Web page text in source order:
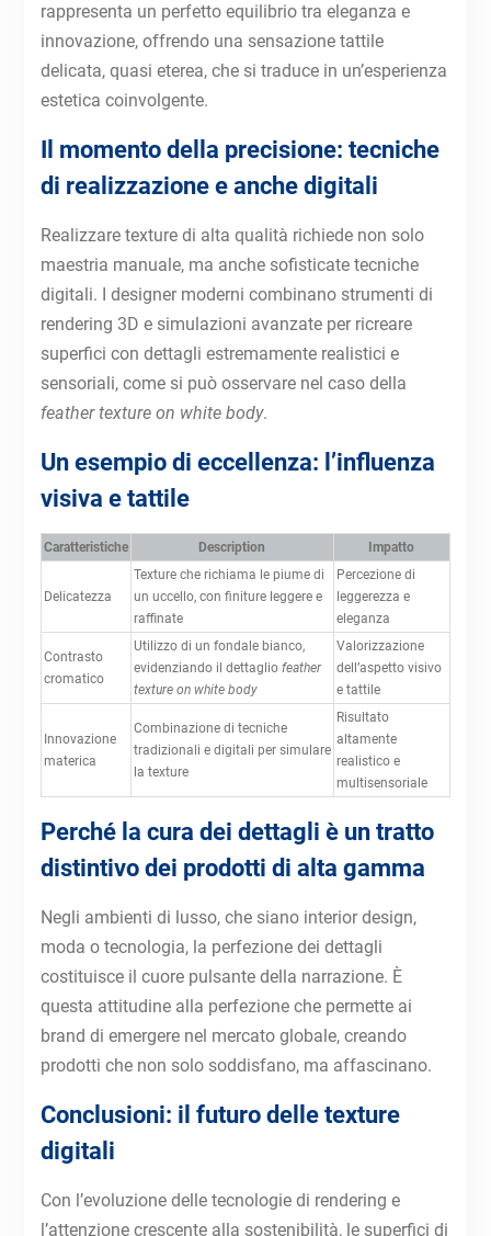
rappresenta un perfetto equilibrio tra eleganza e
innovazione, offrendo una sensazione tattile
delicata, quasi eterea, che si traduce in un’esperienza
estetica coinvolgente.
Il momento della precisione: tecniche
di realizzazione e anche digitali
Realizzare texture di alta qualità richiede non solo
maestria manuale, ma anche sofisticate tecniche
digitali. I designer moderni combinano strumenti di
rendering 3D e simulazioni avanzate per ricreare
superfici con dettagli estremamente realistici e
sensoriali, come si può osservare nel caso della
feather texture on white body.
Un esempio di eccellenza: l’influenza
visiva e tattile
Caratteristiche Description Impatto
Delicatezza
Texture che richiama le piume di
un uccello, con finiture leggere e
raffinate
Percezione di
leggerezza e
eleganza
Contrasto
cromatico
Utilizzo di un fondale bianco,
evidenziando il dettaglio feather
texture on white body
Valorizzazione
dell’aspetto visivo
e tattile
Innovazione
materica
Combinazione di tecniche
tradizionali e digitali per simulare
la texture
Risultato
altamente
realistico e
multisensoriale
Perché la cura dei dettagli è un tratto
distintivo dei prodotti di alta gamma
Negli ambienti di lusso, che siano interior design,
moda o tecnologia, la perfezione dei dettagli
costituisce il cuore pulsante della narrazione. È
questa attitudine alla perfezione che permette ai
brand di emergere nel mercato globale, creando
prodotti che non solo soddisfano, ma affascinano.
Conclusioni: il futuro delle texture
digitali
Con l’evoluzione delle tecnologie di rendering e
l’attenzione crescente alla sostenibilità, le superfici di